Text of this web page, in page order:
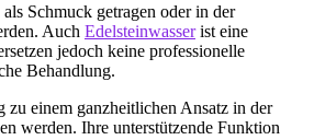
Schmuck getragen oder in der
Auch Edelsteinwasserist eine
jedoch keine professionelle
Behandlung.
zu einem ganzheitlichen Ansatz in der
werden. Ihre unterstützende Funktion